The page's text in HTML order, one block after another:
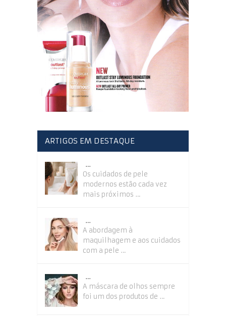
ARTIGOS EM DESTAQUE
…
Os cuidados de pele
modernos estão cada vez
mais próximos …
…
A abordagem à
maquilhagem e aos cuidados
com a pele …
…
A máscara de olhos sempre
foi um dos produtos de …